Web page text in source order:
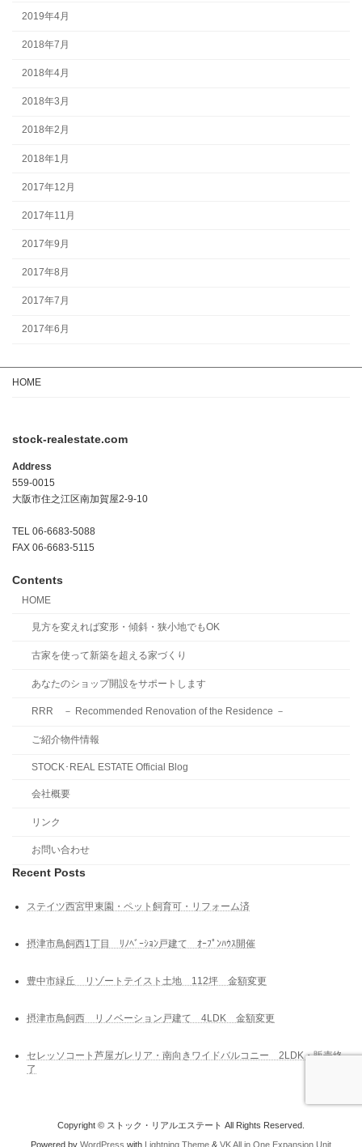
2019年4月
2018年7月
2018年4月
2018年3月
2018年2月
2018年1月
2017年12月
2017年11月
2017年9月
2017年8月
2017年7月
2017年6月
HOME
stock-realestate.com
Address
559-0015
大阪市住之江区南加賀屋2-9-10
TEL 06-6683-5088
FAX 06-6683-5115
Contents
HOME
見方を変えれば変形・傾斜・狭小地でもOK
古家を使って新築を超える家づくり
あなたのショップ開設をサポートします
RRR － Recommended Renovation of the Residence －
ご紹介物件情報
STOCK･REAL ESTATE Official Blog
会社概要
リンク
お問い合わせ
Recent Posts
ステイツ西宮甲東園・ペット飼育可・リフォーム済
摂津市鳥飼西1丁目 ﾘﾉﾍﾞｰｼｮﾝ戸建て ｵｰﾌﾟﾝﾊｳｽ開催
豊中市緑丘 リゾートテイスト土地 112坪 金額変更
摂津市鳥飼西 リノベーション戸建て 4LDK 金額変更
セレッソコート芦屋ガレリア・南向きワイドバルコニー 2LDK・販売終
了
Copyright © ストック・リアルエステート All Rights Reserved.
Powered by WordPress with Lightning Theme & VK All in One Expansion Unit